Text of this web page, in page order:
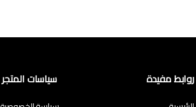
روابط مفيدة سياسات المتجر